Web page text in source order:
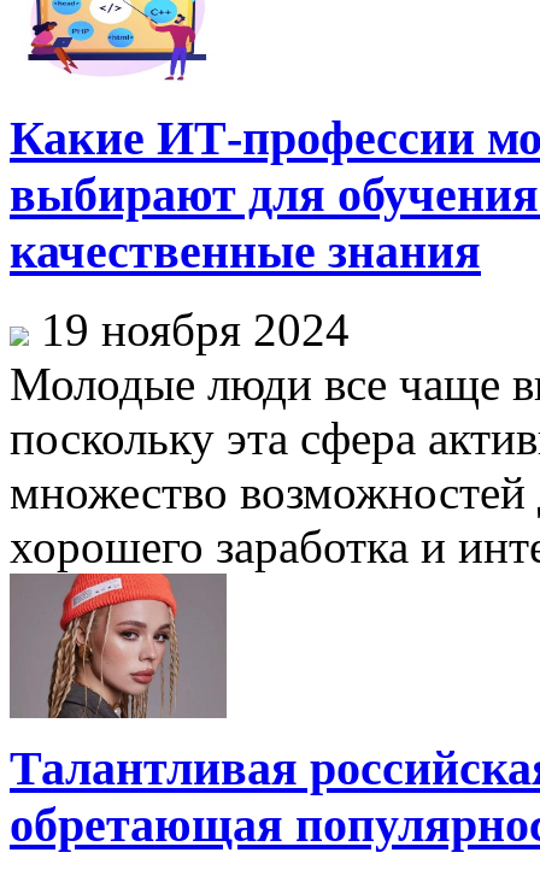
Какие ИТ-профессии
выбирают для
качественные знания
19 ноября 2024
Молодые люди все чаще
поскольку эта сфера
множество возможностей
хорошего заработка и
Талантливая
обретающая